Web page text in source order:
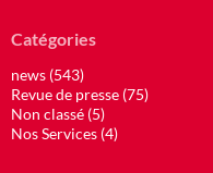
Catégories
news (543)
Revue de presse (75)
Non classé (5)
Nos Services (4)